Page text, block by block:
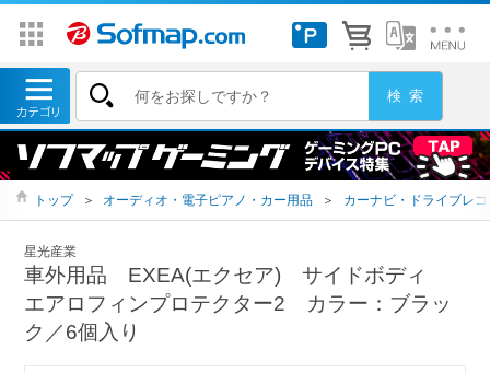
トップ ＞ オーディオ・電子ピアノ・カー用品 ＞ カーナビ・ドライブレ
星光産業
車外用品 EXEA(エクセア) サイドボディ
エアロフィンプロテクター2 カラー：ブラッ
ク／6個入り